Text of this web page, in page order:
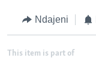
Ndajeni
This item is part of